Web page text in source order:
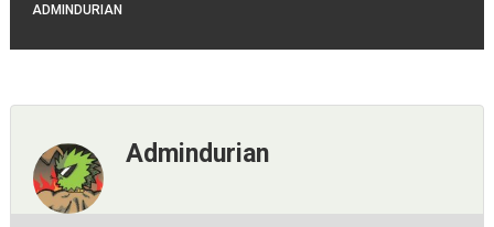
ADMINDURIAN
Admindurian